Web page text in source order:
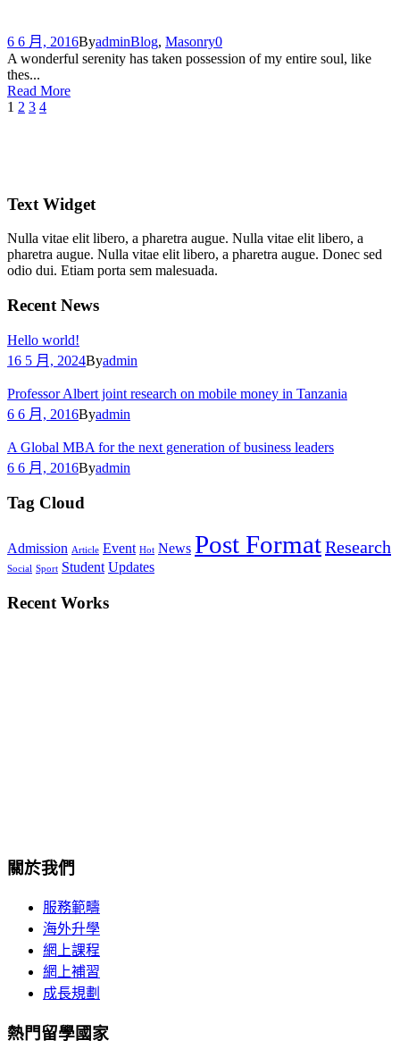
6 6 月, 2016ByadminBlog, Masonry0
A wonderful serenity has taken possession of my entire soul, like
thes...
Read More
1 2 3 4
Text Widget
Nulla vitae elit libero, a pharetra augue. Nulla vitae elit libero, a
pharetra augue. Nulla vitae elit libero, a pharetra augue. Donec sed
odio dui. Etiam porta sem malesuada.
Recent News
Hello world!
16 5 月, 2024Byadmin
Professor Albert joint research on mobile money in Tanzania
6 6 月, 2016Byadmin
A Global MBA for the next generation of business leaders
6 6 月, 2016Byadmin
Tag Cloud
Admission Article Event Hot News Post FormatResearch
Social Sport Student Updates
Recent Works
關於我們
服務範疇
海外升學
網上課程
網上補習
成長規劃
熱門留學國家